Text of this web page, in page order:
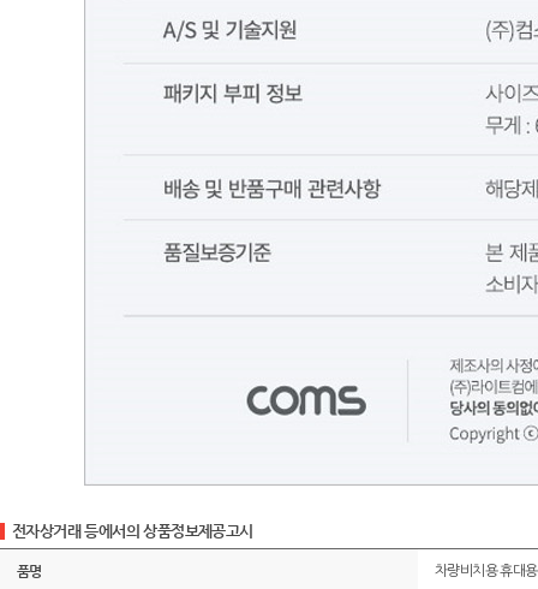
전자상거래 등에서의 상품정보제공고시
품명 차량비치용 휴대